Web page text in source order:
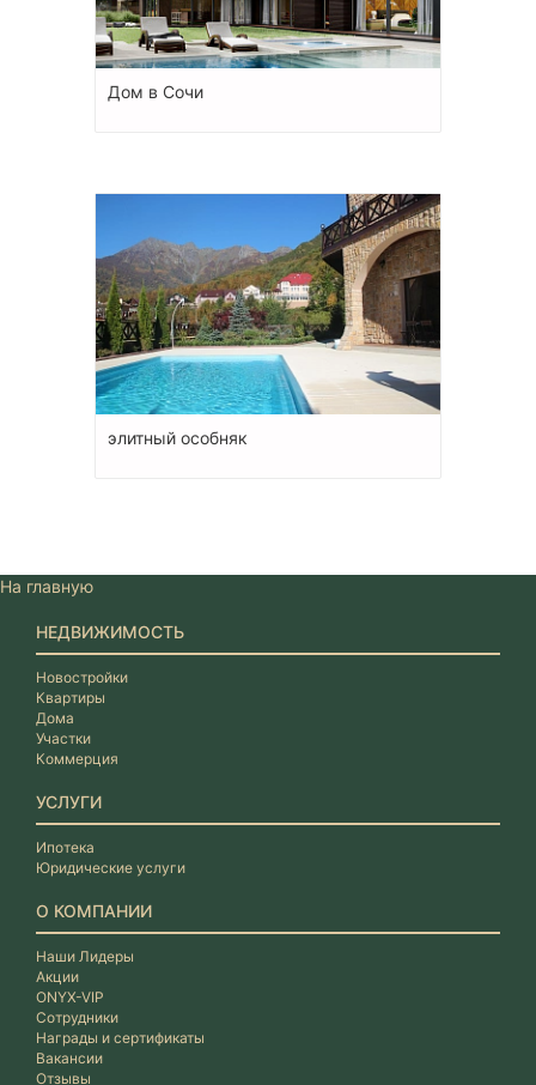
Дом в Сочи
элитный особняк
На главную
НЕДВИЖИМОСТЬ
Новостройки
Квартиры
Дома
Участки
Коммерция
УСЛУГИ
Ипотека
Юридические услуги
О КОМПАНИИ
Наши Лидеры
Акции
ONYX-VIP
Сотрудники
Награды и сертификаты
Вакансии
Отзывы